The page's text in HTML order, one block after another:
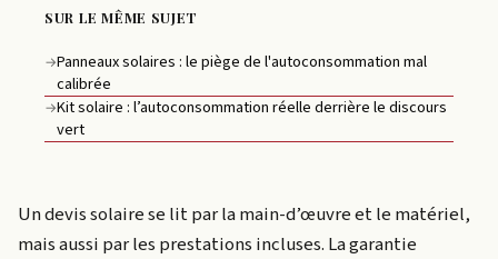
SUR LE MÊME SUJET
→Panneaux solaires : le piège de l'autoconsommation mal
calibrée
→Kit solaire : l’autoconsommation réelle derrière le discours
vert
Un devis solaire se lit par la main-d’œuvre et le matériel,
mais aussi par les prestations incluses. La garantie